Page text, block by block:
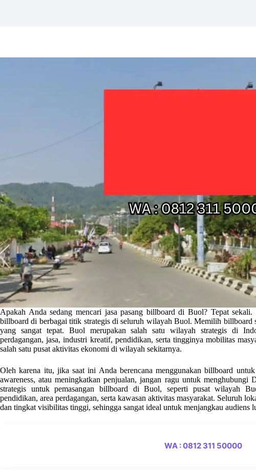
Apakah Anda sedang mencari jasa pasang billboard di Buol? Tepat
billboard di berbagai titik strategis di seluruh wilayah Buol. Memilih billboard
yang sangat tepat. Buol merupakan salah satu wilayah strategis di
perdagangan, jasa, industri kreatif, pendidikan, serta tingginya mobilitas
salah satu pusat aktivitas ekonomi di wilayah sekitarnya.
Oleh karena itu, jika saat ini Anda berencana menggunakan billboard
awareness, atau meningkatkan penjualan, jangan ragu untuk menghubungi
strategis untuk pemasangan billboard di Buol, seperti pusat wilayah
pendidikan, area perdagangan, serta kawasan aktivitas masyarakat. Seluruh
dan tingkat visibilitas tinggi, sehingga sangat ideal untuk menjangkau audiens
WA : 0812 311 50000